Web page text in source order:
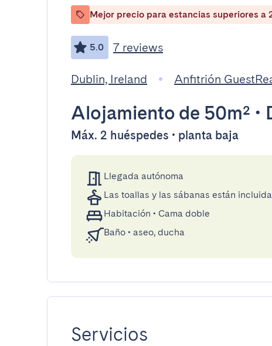
Mejor precio para estancias superiores a
5.0 7 reviews
Dublin, Ireland Anfitrión
Alojamiento de 50m² •
Máx. 2 huéspedes • planta baja
Llegada autónoma
Las toallas y las sábanas están
Habitación • Cama doble
Baño • aseo, ducha
Servicios